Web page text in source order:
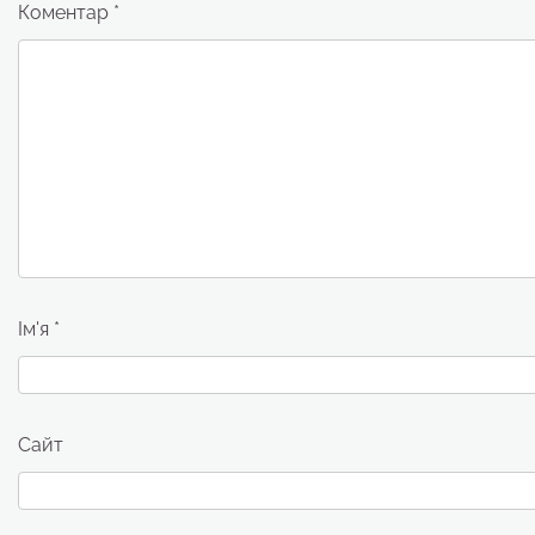
Коментар *
Ім'я *
Сайт